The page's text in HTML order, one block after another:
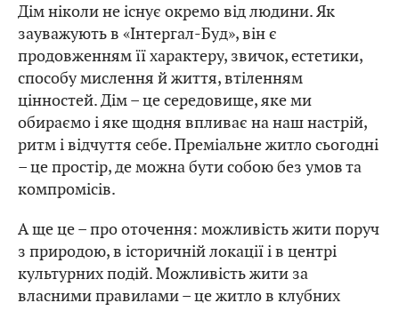
Дім ніколи не існує окремо від людини. Як
зауважують в «Інтергал-Буд», він є
продовженням її характеру, звичок, естетики,
способу мислення й життя, втіленням
цінностей. Дім – це середовище, яке ми
обираємо і яке щодня впливає на наш настрій,
ритм і відчуття себе. Преміальне житло сьогодні
– це простір, де можна бути собою без умов та
компромісів.
А ще це – про оточення: можливість жити поруч
з природою, в історичній локації і в центрі
культурних подій. Можливість жити за
власними правилами – це житло в клубних